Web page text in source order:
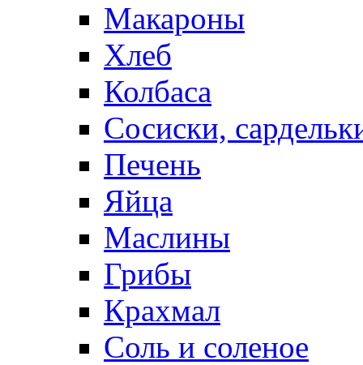
Макароны
Хлеб
Колбаса
Сосиски,
Печень
Яйца
Маслины
Грибы
Крахмал
Соль и соленое